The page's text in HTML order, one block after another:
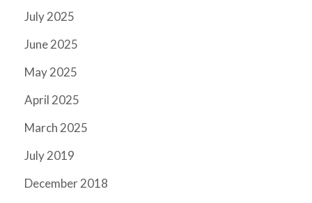
July 2025
June 2025
May 2025
April 2025
March 2025
July 2019
December 2018